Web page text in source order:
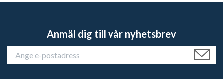
Anmäl dig till vår nyhetsbrev